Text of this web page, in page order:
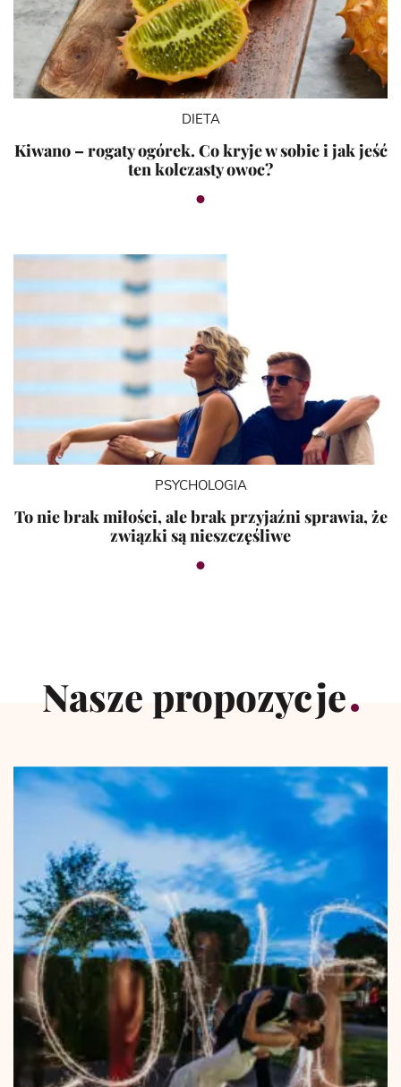
DIETA
Kiwano – rogaty ogórek. Co kryje w sobie i jak jeść
ten kolczasty owoc?
PSYCHOLOGIA
To nie brak miłości, ale brak przyjaźni sprawia, że
związki są nieszczęśliwe
Nasze propozycje